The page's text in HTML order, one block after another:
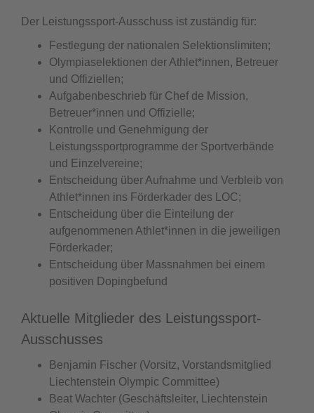
Der Leistungssport-Ausschuss ist zuständig für:
Festlegung der nationalen Selektionslimiten;
Olympiaselektionen der Athlet*innen, Betreuer
und Offiziellen;
Aufgabenbeschrieb für Chef de Mission,
Betreuer*innen und Offizielle;
Kontrolle und Genehmigung der
Leistungssportprogramme der Sportverbände
und Einzelvereine;
Entscheidung über Aufnahme und Verbleib von
Athlet*innen ins Förderkader des LOC;
Entscheidung über die Einteilung der
aufgenommenen Athlet*innen in die jeweiligen
Förderkader;
Entscheidung über Massnahmen bei einem
positiven Dopingbefund
Aktuelle Mitglieder des Leistungssport-
Ausschusses
Benjamin Fischer (Vorsitz, Vorstandsmitglied
Liechtenstein Olympic Committee)
Beat Wachter (Geschäftsleiter, Liechtenstein